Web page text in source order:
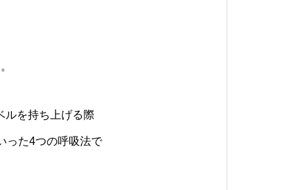
ルを持ち上げる際
った4つの呼吸法で